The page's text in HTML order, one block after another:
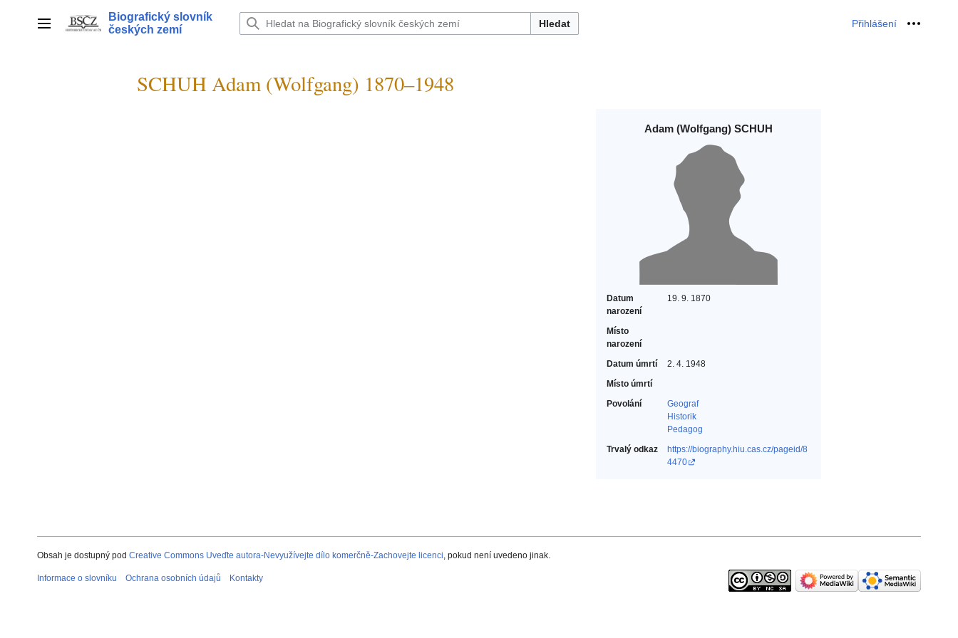
Hlavní menu
Biografický slovník
českých zemí
Hledat Přihlášení Osobní
SCHUH Adam (Wolfgang) 1870–1948
Adam (Wolfgang) SCHUH
Datum
narození
19. 9. 1870
Místo
narození
Datum úmrtí
2. 4. 1948
Místo úmrtí
Povolání
Geograf‎
Historik‎
Pedagog‎
Trvalý odkaz
https://biography.hiu.cas.cz/pageid/8
4470
Obsah je dostupný pod Creative Commons Uveďte autora-Nevyužívejte dílo komerčně-Zachovejte licenci, pokud není uvedeno jinak.
Informace o slovníku Ochrana osobních údajů Kontakty